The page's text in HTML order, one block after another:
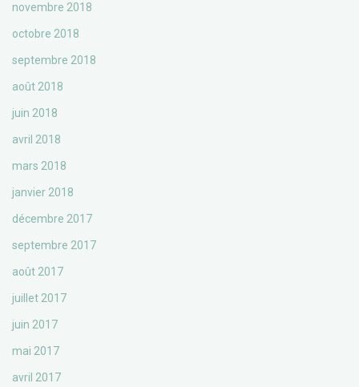
novembre 2018
octobre 2018
septembre 2018
août 2018
juin 2018
avril 2018
mars 2018
janvier 2018
décembre 2017
septembre 2017
août 2017
juillet 2017
juin 2017
mai 2017
avril 2017